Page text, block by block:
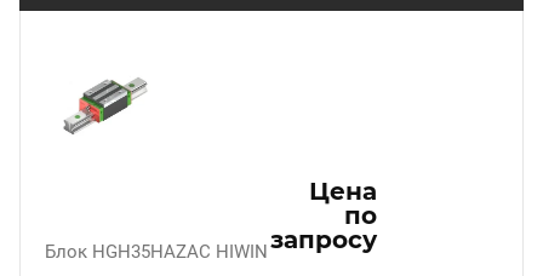
Блок HGH35HAZAC HIWIN
Цена
по
запросу